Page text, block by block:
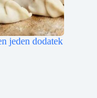
jeden dodatek